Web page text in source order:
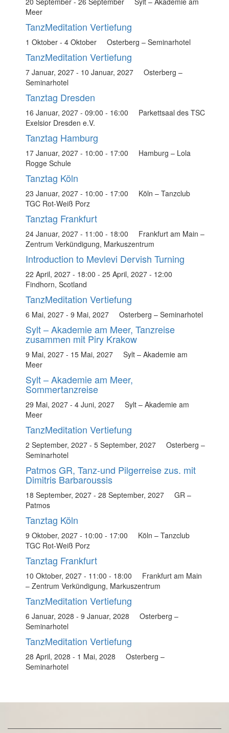
Meer
TanzMeditation Vertiefung
1 Oktober - 4 Oktober Osterberg – Seminarhotel
TanzMeditation Vertiefung
7 Januar, 2027 - 10 Januar, 2027
Osterberg –
Seminarhotel
Tanztag Dresden
16 Januar, 2027 - 09:00 - 16:00
Parkettsaal des TSC
Exelsior Dresden e.V.
Tanztag Hamburg
17 Januar, 2027 - 10:00 - 17:00
Hamburg – Lola
Rogge Schule
Tanztag Köln
23 Januar, 2027 - 10:00 - 17:00
Köln – Tanzclub
TGC Rot-Weiß Porz
Tanztag Frankfurt
24 Januar, 2027 - 11:00 - 18:00
Frankfurt am Main –
Zentrum Verkündigung, Markuszentrum
Introduction to Mevlevi Dervish Turning
22 April, 2027 - 18:00 - 25 April, 2027 - 12:00
Findhorn, Scotland
TanzMeditation Vertiefung
6 Mai, 2027 - 9 Mai, 2027 Osterberg – Seminarhotel
Sylt – Akademie am Meer, Tanzreise
zusammen mit Piry Krakow
9 Mai, 2027 - 15 Mai, 2027
Sylt – Akademie am
Meer
Sylt – Akademie am Meer,
Sommertanzreise
29 Mai, 2027 - 4 Juni, 2027
Sylt – Akademie am
Meer
TanzMeditation Vertiefung
2 September, 2027 - 5 September, 2027
Osterberg –
Seminarhotel
Patmos GR, Tanz-und Pilgerreise zus. mit
Dimitris Barbaroussis
18 September, 2027 - 28 September, 2027
GR –
Patmos
Tanztag Köln
9 Oktober, 2027 - 10:00 - 17:00
Köln – Tanzclub
TGC Rot-Weiß Porz
Tanztag Frankfurt
10 Oktober, 2027 - 11:00 - 18:00
Frankfurt am Main
– Zentrum Verkündigung, Markuszentrum
TanzMeditation Vertiefung
6 Januar, 2028 - 9 Januar, 2028
Osterberg –
Seminarhotel
TanzMeditation Vertiefung
28 April, 2028 - 1 Mai, 2028
Osterberg –
Seminarhotel